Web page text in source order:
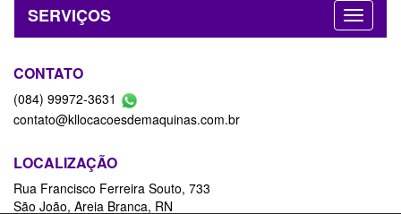
SERVIÇOS
CONTATO
(084) 99972-3631
contato@kllocacoesdemaquinas.com.br
LOCALIZAÇÃO
Rua Francisco Ferreira Souto, 733
São João, Areia Branca, RN